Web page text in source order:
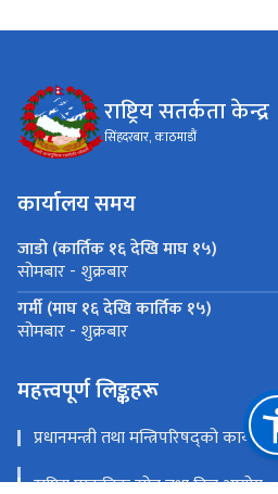
राष्ट्रिय सतर्कता केन्द्र
सिंहदरबार, काठमाडौं
कार्यालय समय
जाडो (कार्तिक १६ देखि माघ १५)
सोमबार - शुक्रबार
गर्मी (माघ १६ देखि कार्तिक १५)
सोमबार - शुक्रबार
महत्त्वपूर्ण लिङ्कहरू
प्रधानमन्त्री तथा मन्त्रिपरिषद्को कार्यालय
राष्ट्रिय प्राकृतिक स्रोत तथा वित्त आयोग